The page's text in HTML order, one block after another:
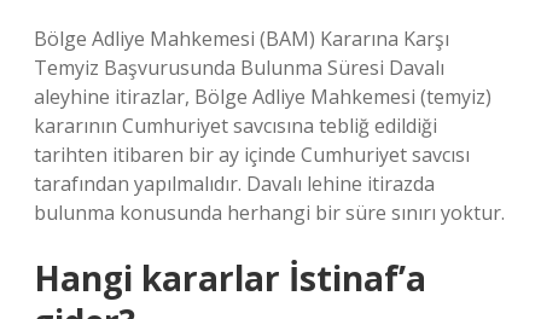
Bölge Adliye Mahkemesi (BAM) Kararına Karşı
Temyiz Başvurusunda Bulunma Süresi Davalı
aleyhine itirazlar, Bölge Adliye Mahkemesi (temyiz)
kararının Cumhuriyet savcısına tebliğ edildiği
tarihten itibaren bir ay içinde Cumhuriyet savcısı
tarafından yapılmalıdır. Davalı lehine itirazda
bulunma konusunda herhangi bir süre sınırı yoktur.
Hangi kararlar İstinaf’a